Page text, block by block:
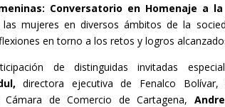
Conversatorio en Homenaje a la
las mujeres en diversos ámbitos de la
en torno a los retos y logros
de distinguidas invitadas
directora ejecutiva de Fenalco Bolívar,
Cámara de Comercio de Cartagena,